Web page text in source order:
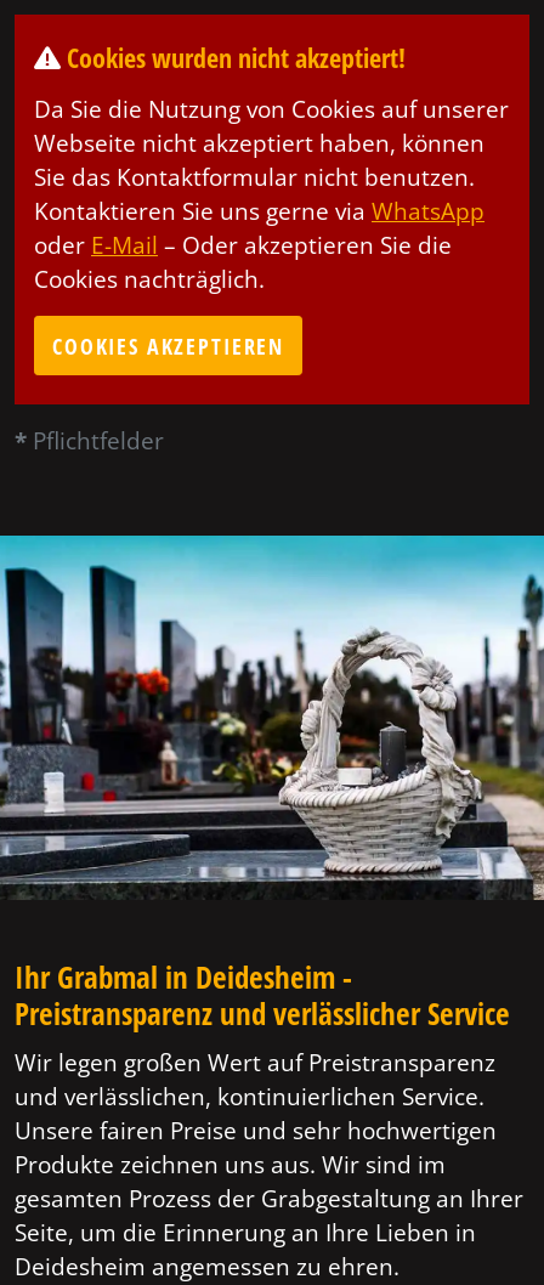
Cookies wurden nicht akzeptiert!
Da Sie die Nutzung von Cookies auf unserer
Webseite nicht akzeptiert haben, können
Sie das Kontaktformular nicht benutzen.
Kontaktieren Sie uns gerne via WhatsApp
oder E-Mail – Oder akzeptieren Sie die
Cookies nachträglich.
COOKIES AKZEPTIEREN
* Pflichtfelder
Ihr Grabmal in Deidesheim -
Preistransparenz und verlässlicher Service
Wir legen großen Wert auf Preistransparenz
und verlässlichen, kontinuierlichen Service.
Unsere fairen Preise und sehr hochwertigen
Produkte zeichnen uns aus. Wir sind im
gesamten Prozess der Grabgestaltung an Ihrer
Seite, um die Erinnerung an Ihre Lieben in
Deidesheim angemessen zu ehren.